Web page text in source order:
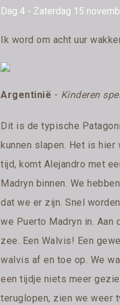
Dag 4 - Zaterdag 15
Ik word om acht uur
Argentinië - Kinderen
Dit is de typische
kunnen slapen. Het is hier
tijd, komt Alejandro met
Madryn binnen. We
dat we er zijn. Snel
we Puerto Madryn in.
zee. Een Walvis! Een
walvis af en toe op. We
een tijdje niets meer
teruglopen, zien we weer